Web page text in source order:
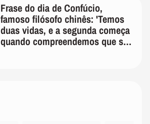
Frase do dia de Confúcio,
famoso filósofo chinês: 'Temos
duas vidas, e a segunda começa
quando compreendemos que só